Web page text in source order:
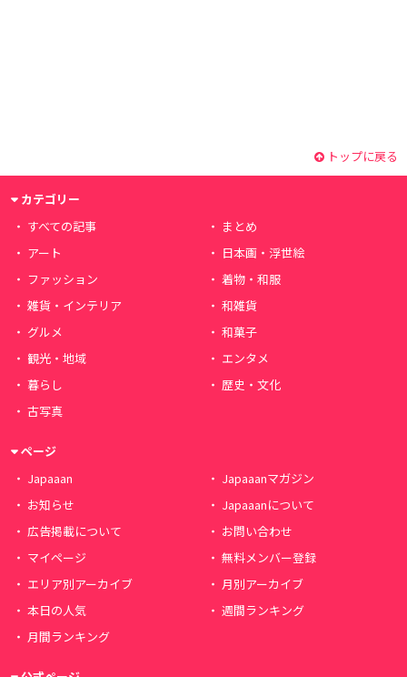
トップに戻る
カテゴリー
すべての記事
まとめ
アート
日本画・浮世絵
ファッション
着物・和服
雑貨・インテリア
和雑貨
グルメ
和菓子
観光・地域
エンタメ
暮らし
歴史・文化
古写真
ページ
Japaaan
Japaaanマガジン
お知らせ
Japaaanについて
広告掲載について
お問い合わせ
マイページ
無料メンバー登録
エリア別アーカイブ
月別アーカイブ
本日の人気
週間ランキング
月間ランキング